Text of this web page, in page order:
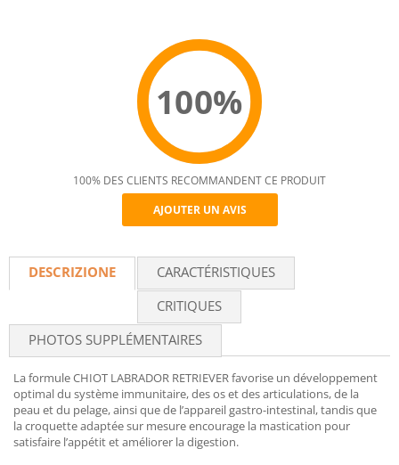
100%
Recommend
100% DES CLIENTS RECOMMANDENT CE PRODUIT
AJOUTER UN AVIS
DESCRIZIONE
CARACTÉRISTIQUES
CRITIQUES
PHOTOS SUPPLÉMENTAIRES
La formule CHIOT LABRADOR RETRIEVER favorise un développement
optimal du système immunitaire, des os et des articulations, de la
peau et du pelage, ainsi que de l’appareil gastro-intestinal, tandis que
la croquette adaptée sur mesure encourage la mastication pour
satisfaire l’appétit et améliorer la digestion.